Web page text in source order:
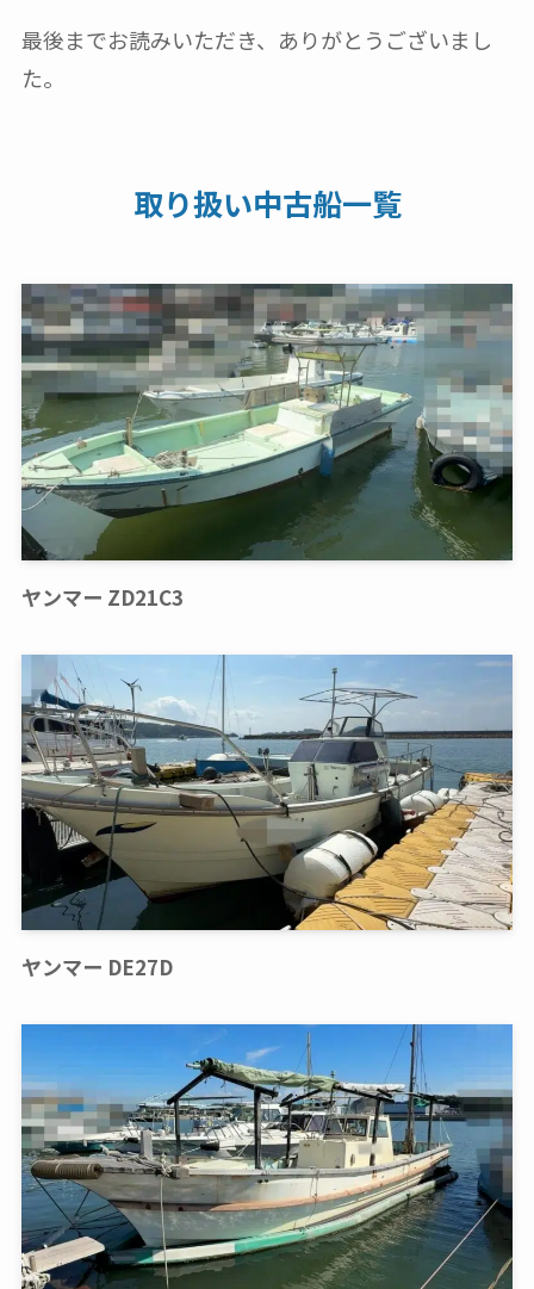
最後までお読みいただき、ありがとうございまし
た。
取り扱い中古船一覧
ヤンマー ZD21C3
ヤンマー DE27D